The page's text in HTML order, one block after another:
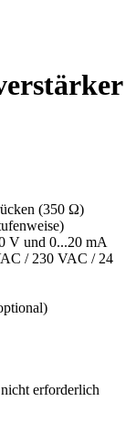
(350 Ω)
V und 0...20 mA
/ 230 VAC / 24
erforderlich